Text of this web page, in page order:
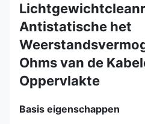
Antistatische het
Ohms van de
Oppervlakte
Basis eigenschappen